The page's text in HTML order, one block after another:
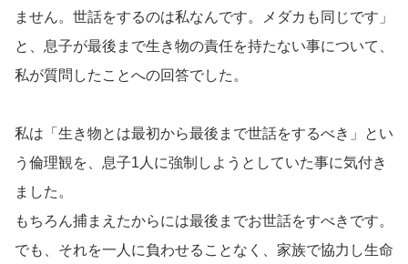
ません。世話をするのは私なんです。メダカも同じです」
と、息子が最後まで生き物の責任を持たない事について、
私が質問したことへの回答でした。
私は「生き物とは最初から最後まで世話をするべき」とい
う倫理観を、息子1人に強制しようとしていた事に気付き
ました。
もちろん捕まえたからには最後までお世話をすべきです。
でも、それを一人に負わせることなく、家族で協力し生命